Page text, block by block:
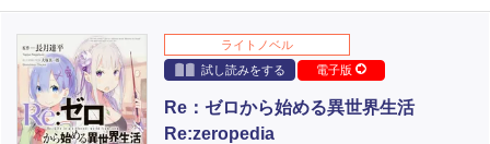
ライトノベル
試し読みをする
電子版
Re：ゼロから始める異世界生活
Re:zeropedia